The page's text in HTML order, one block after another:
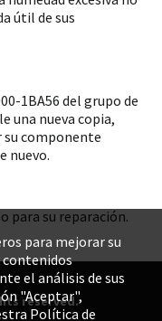
útil de sus
1BA56 del grupo de
una nueva copia,
componente
nuevo.
para su reparación.
reserved.
para mejorar su
contenidos
el análisis de sus
"Aceptar",
Política de